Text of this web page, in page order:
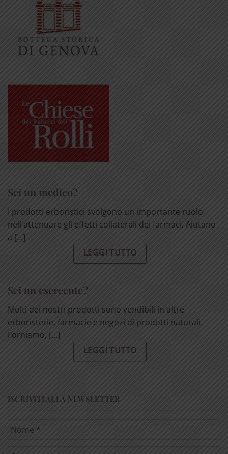
Sei un medico?
I prodotti erboristici svolgono un importante ruolo
nell'attenuare gli effetti collaterali dei farmaci. Aiutano
a [...]
LEGGI TUTTO
Sei un esercente?
Molti dei nostri prodotti sono vendibili in altre
erboristerie, farmacie e negozi di prodotti naturali.
Forniamo, [...]
LEGGI TUTTO
ISCRIVITI ALLA NEWSLETTER